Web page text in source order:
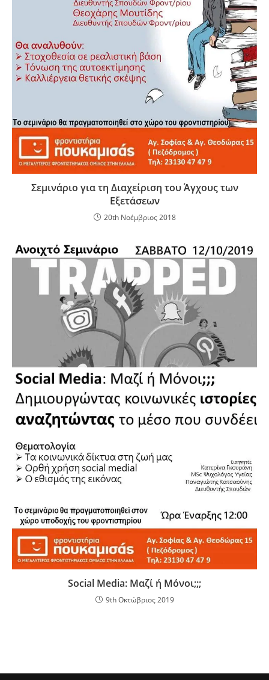
Σεμινάριο για τη Διαχείριση του Άγχους των
Εξετάσεων
20th Νοέμβριος 2018
Social Media: Μαζί ή Μόνοι;;;
9th Οκτώβριος 2019